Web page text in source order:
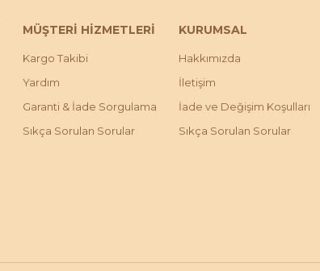
MÜŞTERİ HİZMETLERİ
Kargo Takibi
Yardım
Garanti & İade Sorgulama
Sıkça Sorulan Sorular
KURUMSAL
Hakkımızda
İletişim
İade ve Değişim Koşulları
Sıkça Sorulan Sorular